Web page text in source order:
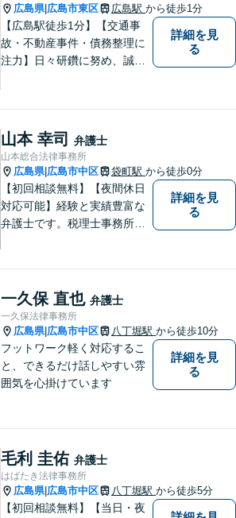
添い、解決へ導きます。
広島県| 広島市東区 広島駅 から徒歩1分
【広島駅徒歩1分】【交通事
故・不動産事件・債務整理に
注力】日々研鑽に努め、誠実
く、紛争を予防するためのア
ドバイスを心がけています。
【法テラス利用可】
詳細を見
る
山本 幸司 弁護士
山本総合法律事務所
広島県| 広島市中区 袋町駅 から徒歩0分
【初回相談無料】【夜間休日
対応可能】経験と実績豊富な
弁護士です。税理士事務所と
ての一番の喜びです。依頼者
の方の気持ちに寄り添い誠実
に対応することを心がけてい
ます。
詳細を見
る
一久保 直也 弁護士
一久保法律事務所
広島県| 広島市中区 八丁堀駅 から徒歩10分
フットワーク軽く対応するこ
と、できるだけ話しやすい雰
囲気を心掛けています
詳細を見
る
毛利 圭佑 弁護士
はばたき法律事務所
広島県| 広島市中区 八丁堀駅 から徒歩5分
【初回相談無料】【当日・夜